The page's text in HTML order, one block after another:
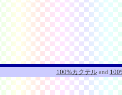
100%カクテルand